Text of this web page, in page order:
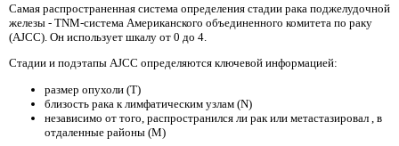
Самая распространенная система определения стадии рака поджелудочной
железы - TNM-система Американского объединенного комитета по раку
(AJCC). Он использует шкалу от 0 до 4.
Стадии и подэтапы AJCC определяются ключевой информацией:
размер опухоли (T)
близость рака к лимфатическим узлам (N)
независимо от того, распространился ли рак или метастазировал , в
отдаленные районы (M)